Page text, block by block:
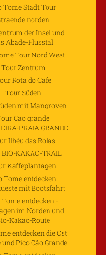
Tome Stadt Tour
norden
der Insel und
Abade-Flusstal
Tour Nord West
Tour Zentrum
Rota do Cafe
Tour Süden
mit Mangroven
Cao grande
PRAIA GRANDE
Ilhéu das Rolas
KAKAO-TRAIL
Kaffeplantagen
Tome entdecken
mit Bootsfahrt
Tome entdecken -
im Norden und
Kakao-Route
entdecken die Ost
und Pico Cão Grande